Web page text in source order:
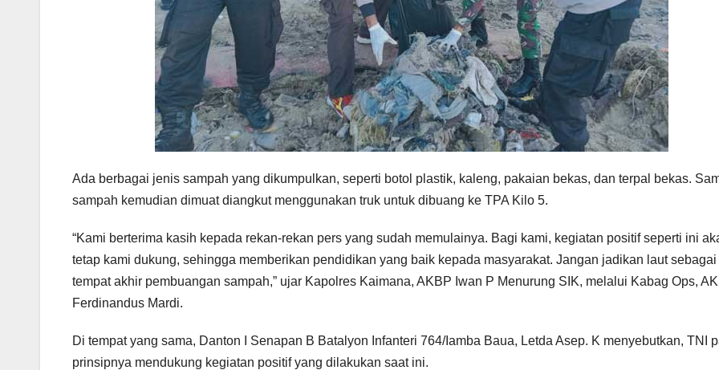
Ada berbagai jenis sampah yang dikumpulkan, seperti botol plastik, kaleng, pakaian bekas, dan terpal bekas.
sampah kemudian dimuat diangkut menggunakan truk untuk dibuang ke TPA Kilo 5.
“Kami berterima kasih kepada rekan-rekan pers yang sudah memulainya. Bagi kami, kegiatan positif seperti ini
tetap kami dukung, sehingga memberikan pendidikan yang baik kepada masyarakat. Jangan jadikan laut sebagai
tempat akhir pembuangan sampah,” ujar Kapolres Kaimana, AKBP Iwan P Menurung SIK, melalui Kabag Ops,
Ferdinandus Mardi.
Di tempat yang sama, Danton I Senapan B Batalyon Infanteri 764/Iamba Baua, Letda Asep. K menyebutkan, TNI
prinsipnya mendukung kegiatan positif yang dilakukan saat ini.